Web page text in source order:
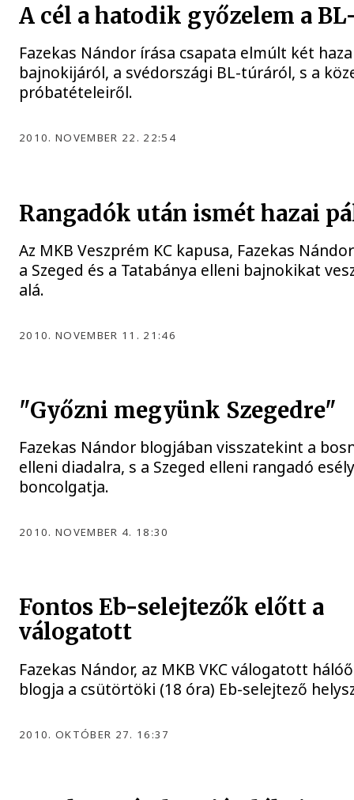
A cél a hatodik győzelem a
Fazekas Nándor írása csapata elmúlt két
bajnokijáról, a svédországi BL-túráról, s a
próbatételeiről.
2010. NOVEMBER 22. 22:54
Rangadók után ismét hazai
Az MKB Veszprém KC kapusa, Fazekas
a Szeged és a Tatabánya elleni bajnokikat
alá.
2010. NOVEMBER 11. 21:46
"Győzni megyünk Szegedre"
Fazekas Nándor blogjában visszatekint a
elleni diadalra, s a Szeged elleni rangadó
boncolgatja.
2010. NOVEMBER 4. 18:30
Fontos Eb-selejtezők előtt a
válogatott
Fazekas Nándor, az MKB VKC válogatott
blogja a csütörtöki (18 óra) Eb-selejtező
2010. OKTÓBER 27. 16:37